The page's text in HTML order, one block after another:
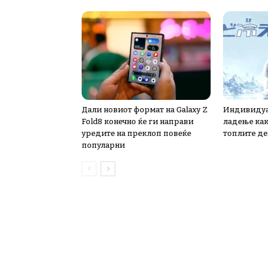
Дали новиот формат на Galaxy Z
Fold8 конечно ќе ги направи
уредите на преклоп повеќе
популарни
ладење
топлите